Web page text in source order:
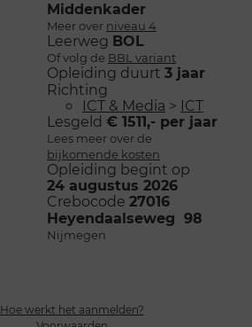
Middenkader
Meer over niveau 4
Leerweg BOL
Of volg de BBL variant
Opleiding duurt 3 jaar
Richting
ICT & Media > ICT
Lesgeld € 1511,- per jaar
Lees meer over de
bijkomende kosten
Opleiding begint op
24 augustus 2026
Crebocode 27016
Heyendaalseweg 98
Nijmegen
Hoe werkt het aanmelden?